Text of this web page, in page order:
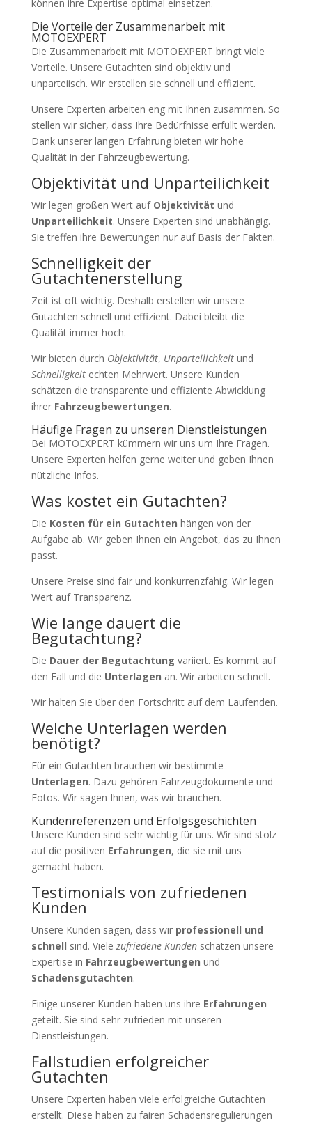
können ihre Expertise optimal einsetzen.
Die Vorteile der Zusammenarbeit mit
MOTOEXPERT
Die Zusammenarbeit mit MOTOEXPERT bringt viele
Vorteile. Unsere Gutachten sind objektiv und
unparteiisch. Wir erstellen sie schnell und effizient.
Unsere Experten arbeiten eng mit Ihnen zusammen. So
stellen wir sicher, dass Ihre Bedürfnisse erfüllt werden.
Dank unserer langen Erfahrung bieten wir hohe
Qualität in der Fahrzeugbewertung.
Objektivität und Unparteilichkeit
Wir legen großen Wert auf Objektivität und
Unparteilichkeit. Unsere Experten sind unabhängig.
Sie treffen ihre Bewertungen nur auf Basis der Fakten.
Schnelligkeit der
Gutachtenerstellung
Zeit ist oft wichtig. Deshalb erstellen wir unsere
Gutachten schnell und effizient. Dabei bleibt die
Qualität immer hoch.
Wir bieten durch Objektivität, Unparteilichkeitund
Schnelligkeitechten Mehrwert. Unsere Kunden
schätzen die transparente und effiziente Abwicklung
ihrer Fahrzeugbewertungen.
Häufige Fragen zu unseren Dienstleistungen
Bei MOTOEXPERT kümmern wir uns um Ihre Fragen.
Unsere Experten helfen gerne weiter und geben Ihnen
nützliche Infos.
Was kostet ein Gutachten?
Die Kosten für ein Gutachten hängen von der
Aufgabe ab. Wir geben Ihnen ein Angebot, das zu Ihnen
passt.
Unsere Preise sind fair und konkurrenzfähig. Wir legen
Wert auf Transparenz.
Wie lange dauert die
Begutachtung?
Die Dauer der Begutachtung variiert. Es kommt auf
den Fall und die Unterlagen an. Wir arbeiten schnell.
Wir halten Sie über den Fortschritt auf dem Laufenden.
Welche Unterlagen werden
benötigt?
Für ein Gutachten brauchen wir bestimmte
Unterlagen. Dazu gehören Fahrzeugdokumente und
Fotos. Wir sagen Ihnen, was wir brauchen.
Kundenreferenzen und Erfolgsgeschichten
Unsere Kunden sind sehr wichtig für uns. Wir sind stolz
auf die positiven Erfahrungen, die sie mit uns
gemacht haben.
Testimonials von zufriedenen
Kunden
Unsere Kunden sagen, dass wir professionell und
schnell sind. Viele zufriedene Kundenschätzen unsere
Expertise in Fahrzeugbewertungen und
Schadensgutachten.
Einige unserer Kunden haben uns ihre Erfahrungen
geteilt. Sie sind sehr zufrieden mit unseren
Dienstleistungen.
Fallstudien erfolgreicher
Gutachten
Unsere Experten haben viele erfolgreiche Gutachten
erstellt. Diese haben zu fairen Schadensregulierungen